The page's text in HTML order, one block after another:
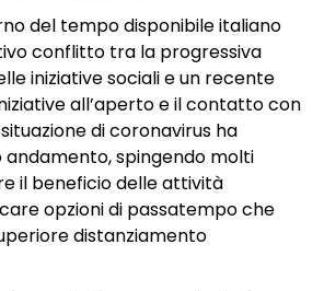
del tempo disponibile italiano
conflitto tra la progressiva
iniziative sociali e un recente
all’aperto e il contatto con
di coronavirus ha
spingendo molti
il beneficio delle attività
opzioni di passatempo che
distanziamento